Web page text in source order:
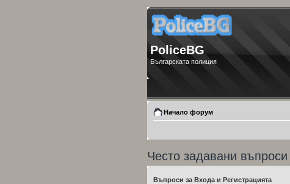
PoliceBG
Българската полиция
Начало форум
Често задавани въпроси
Въпроси за Входа и Регистрацията